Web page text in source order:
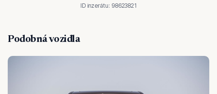
ID inzerátu: 98623821
Podobná vozidla